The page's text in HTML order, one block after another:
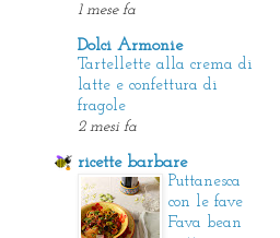
1 mese fa
Dolci Armonie
Tartellette alla crema di
latte e confettura di
fragole
2 mesi fa
ricette barbare
Puttanesca
con le fave
Fava bean